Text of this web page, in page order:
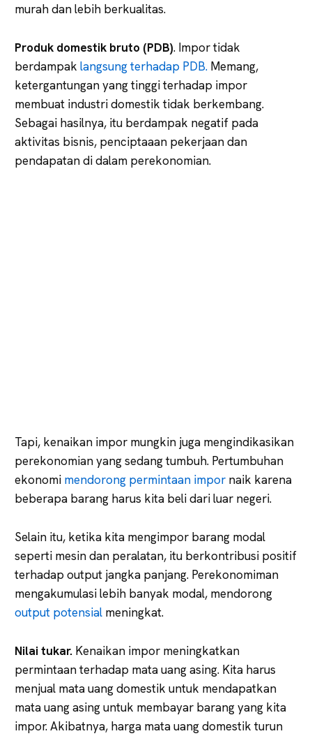
murah dan lebih berkualitas.
Produk domestik bruto (PDB). Impor tidak
berdampak langsung terhadap PDB. Memang,
ketergantungan yang tinggi terhadap impor
membuat industri domestik tidak berkembang.
Sebagai hasilnya, itu berdampak negatif pada
aktivitas bisnis, penciptaaan pekerjaan dan
pendapatan di dalam perekonomian.
Tapi, kenaikan impor mungkin juga mengindikasikan
perekonomian yang sedang tumbuh. Pertumbuhan
ekonomi mendorong permintaan impor naik karena
beberapa barang harus kita beli dari luar negeri.
Selain itu, ketika kita mengimpor barang modal
seperti mesin dan peralatan, itu berkontribusi positif
terhadap output jangka panjang. Perekonomiman
mengakumulasi lebih banyak modal, mendorong
output potensial meningkat.
Nilai tukar. Kenaikan impor meningkatkan
permintaan terhadap mata uang asing. Kita harus
menjual mata uang domestik untuk mendapatkan
mata uang asing untuk membayar barang yang kita
impor. Akibatnya, harga mata uang domestik turun